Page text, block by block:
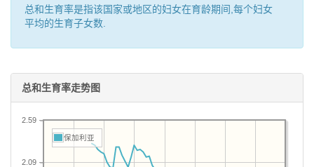
总和生育率是指该国家或地区的妇女在育龄期间,每个妇女
平均的生育子女数.
总和生育率走势图
2.09
2.59
保加利亚